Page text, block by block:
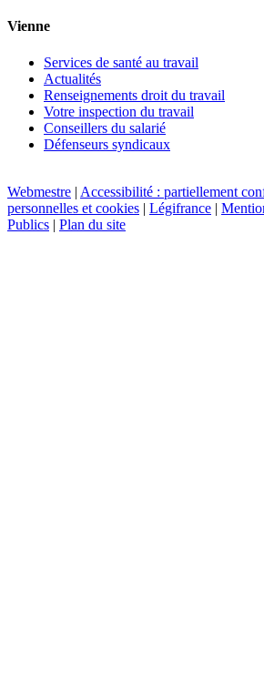
Vienne
Services de santé au travail
Actualités
Renseignements droit du travail
Votre inspection du travail
Conseillers du salarié
Défenseurs syndicaux
Webmestre | Accessibilité : partiellement
personnelles et cookies | Légifrance |
Publics | Plan du site